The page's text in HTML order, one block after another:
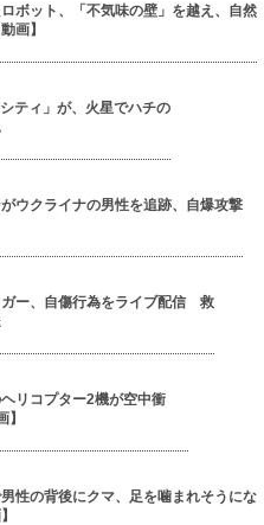
ボット、「不気味の壁」を越え、自然
画】
ティ」が、火星でハチの
ウクライナの男性を追跡、自爆攻撃
ー、自傷行為をライブ配信 救
リコプター2機が空中衝
性の背後にクマ、足を噛まれそうにな